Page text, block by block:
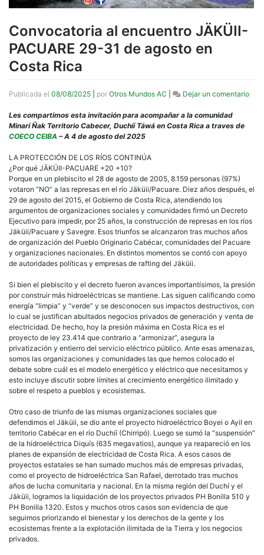
Convocatoria al encuentro JÄKÜII-
PACUARE 29-31 de agosto en
Costa Rica
Publicada el 08/08/2025 por Otros Mundos AC Dejar un comentarioen
Rica
Les compartimos esta invitación para acompañar a la comunidad
Minarí Ñak Territorio Cabecer, Duchíí Táwá en Costa Rica a traves de
COECO CEIBA – A 4 de agosto del 2025
LA PROTECCIÓN DE LOS RÍOS CONTINÚA
¿Por qué JÄKÜII-PACUARE +20 +10?
Porque en un plebiscito el 28 de agosto de 2005, 8.159 personas (97%)
votaron “NO” a las represas en el río Jäküii/Pacuare. Diez años después, el
29 de agosto del 2015, el Gobierno de Costa Rica, atendiendo los
argumentos de organizaciones sociales y comunidades firmó un Decreto
Ejecutivo para impedir, por 25 años, la construcción de represas en los ríos
Jäküii/Pacuare y Savegre. Esos triunfos se alcanzaron tras muchos años
de organización del Pueblo Originario Cabécar, comunidades del Pacuare
y organizaciones nacionales. En distintos momentos se contó con apoyo
de autoridades políticas y empresas de rafting del Jäküii.
Si bien el plebiscito y el decreto fueron avances importantísimos, la presión
por construir más hidroeléctricas se mantiene. Las siguen calificando como
energía “limpia” y “verde” y se desconocen sus impactos destructivos, con
lo cual se justifican abultados negocios privados de generación y venta de
electricidad. De hecho, hoy la presión máxima en Costa Rica es el
proyecto de ley 23.414 que contrario a “armonizar”, asegura la
privatización y entierro del servicio eléctrico público. Ante esas amenazas,
somos las organizaciones y comunidades las que hemos colocado el
debate sobre cuál es el modelo energético y eléctrico que necesitamos y
esto incluye discutir sobre límites al crecimiento energético ilimitado y
sobre el respeto a pueblos y ecosistemas.
Otro caso de triunfo de las mismas organizaciones sociales que
defendimos el Jäküii, se dio ante el proyecto hidroeléctrico Boyei o Ayil en
territorio Cabécar en el río Duchíí (Chirripó). Luego se sumó la “suspensión”
de la hidroeléctrica Diquís (635 megavatios), aunque ya reapareció en los
planes de expansión de electricidad de Costa Rica. A esos casos de
proyectos estatales se han sumado muchos más de empresas privadas,
como el proyecto de hidroeléctrica San Rafael, derrotado tras muchos
años de lucha comunitaria y nacional. En la misma región del Duchí y el
Jäküii, logramos la liquidación de los proyectos privados PH Bonilla 510 y
PH Bonilla 1320. Estos y muchos otros casos son evidencia de que
seguimos priorizando el bienestar y los derechos de la gente y los
ecosistemas frente a la explotación ilimitada de la Tierra y los negocios
privados.